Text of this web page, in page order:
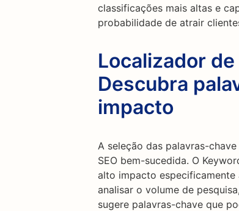
classificações mais altas e
probabilidade de atrair
Localizador
Descubra
impacto
A seleção das palavras-
SEO bem-sucedida. O
alto impacto
analisar o volume de
sugere palavras-chave que